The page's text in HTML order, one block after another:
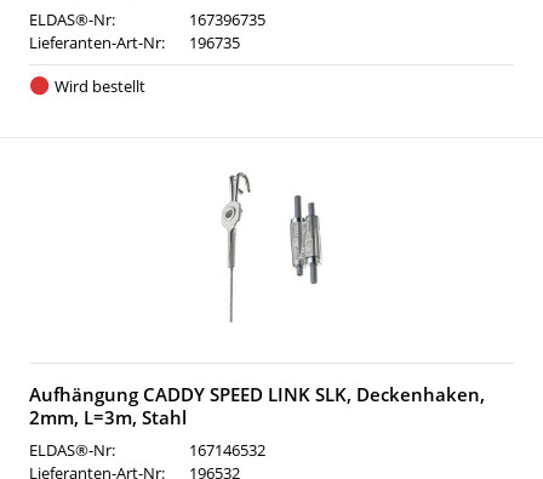
ELDAS®-Nr:
167396735
Lieferanten-Art-Nr:
196735
Wird bestellt
Aufhängung CADDY SPEED LINK SLK, Deckenhaken,
2mm, L=3m, Stahl
ELDAS®-Nr:
167146532
Lieferanten-Art-Nr:
196532